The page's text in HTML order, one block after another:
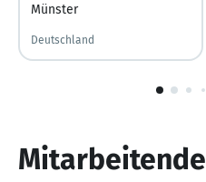
Münster
Deutschland
1
Mitarbeitende